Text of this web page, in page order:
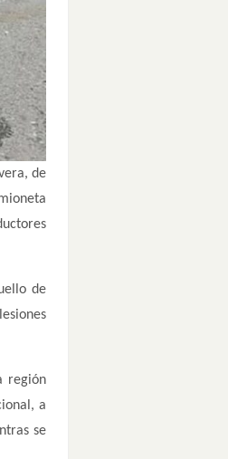
de
de
región
a
se